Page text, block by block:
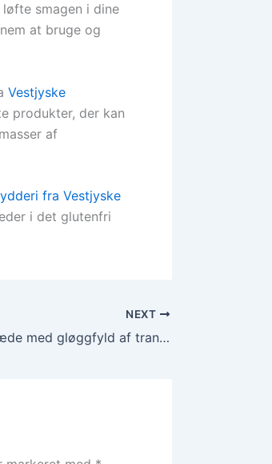
smagen i dine
at bruge og
Vestjyske
produkter, der kan
af
fra Vestjyske
i det glutenfri
NEXT
Juleglæde med gløggfyld af tranebær mandler og rosiner